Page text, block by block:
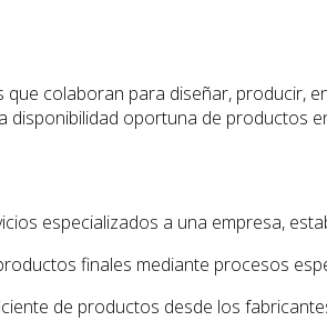
colaboran para diseñar, producir,
disponibilidad oportuna de productos
especializados a una empresa,
finales mediante procesos
de productos desde los